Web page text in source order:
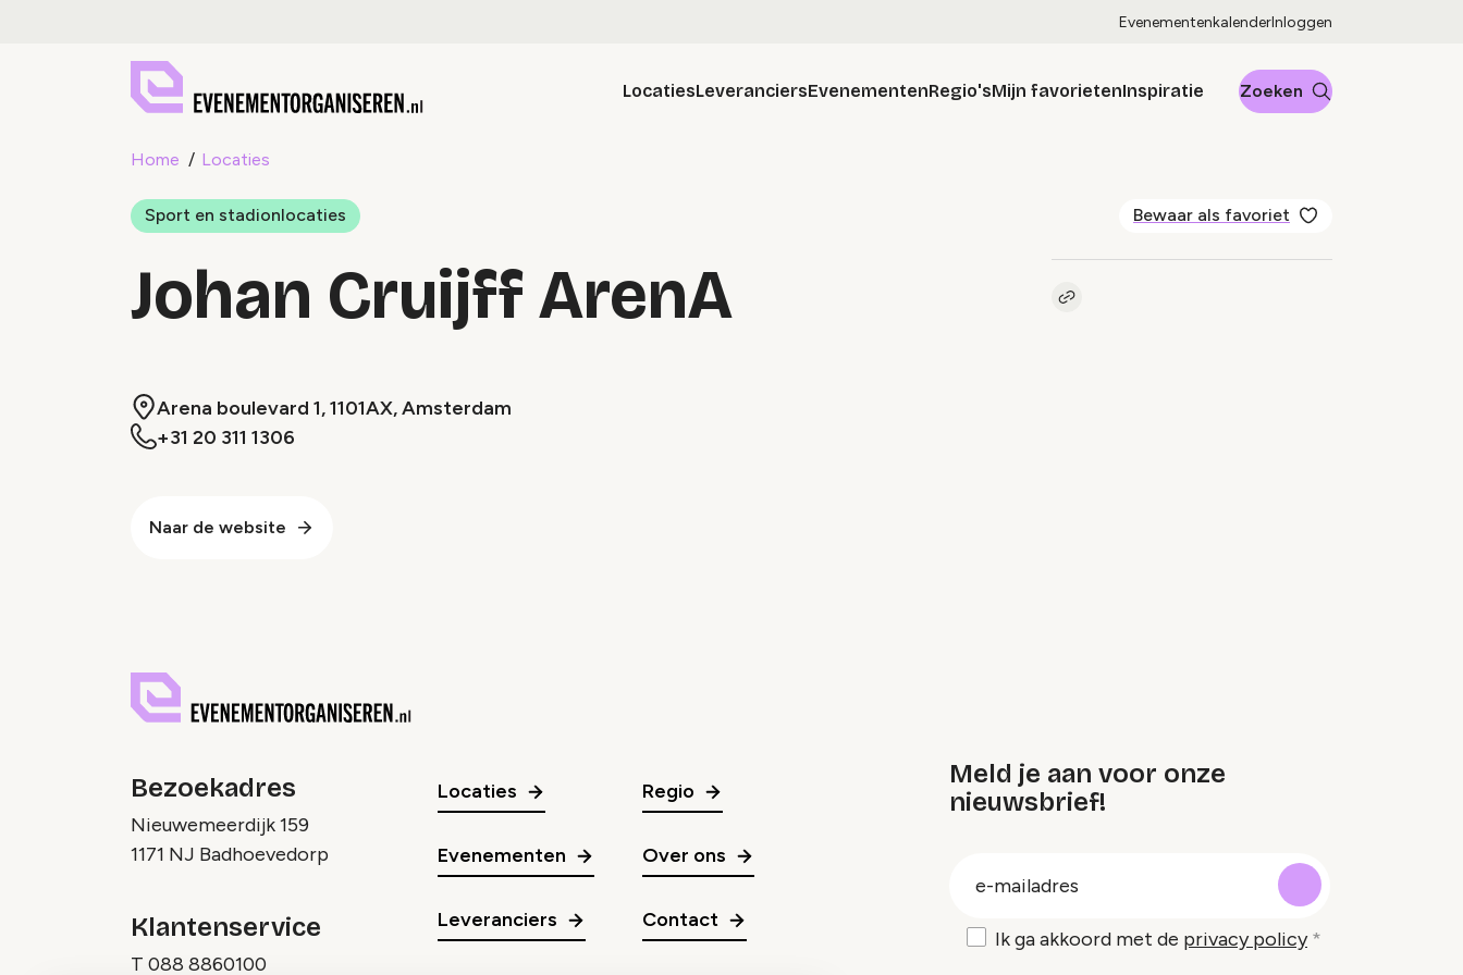
EvenementenkalenderInloggen
LocatiesLeveranciersEvenementenRegio'sMijn favorietenInspiratie Zoeken
Home Locaties
Sport en stadionlocaties
Johan Cruijff ArenA
Arena boulevard 1, 1101AX, Amsterdam
+31 20 311 1306
Naar de website
Bewaar als favoriet
Kopieer link naar pagina
Bezoekadres
Nieuwemeerdijk 159
1171 NJ Badhoevedorp
Klantenservice
T 088 8860100
Locaties
Evenementen
Leveranciers
Regio
Over ons
Contact
Meld je aan voor onze
nieuwsbrief!
Ik ga akkoord met de privacy policy